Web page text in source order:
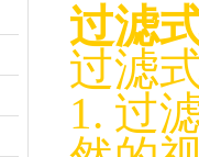
过滤
过滤
1. 过